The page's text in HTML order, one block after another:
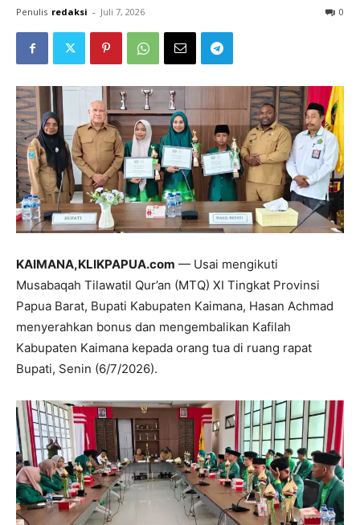
Penulis redaksi - Juli 7, 2026 0
KAIMANA,KLIKPAPUA.com — Usai mengikuti
Musabaqah Tilawatil Qur’an (MTQ) XI Tingkat Provinsi
Papua Barat, Bupati Kabupaten Kaimana, Hasan Achmad
menyerahkan bonus dan mengembalikan Kafilah
Kabupaten Kaimana kepada orang tua di ruang rapat
Bupati, Senin (6/7/2026).